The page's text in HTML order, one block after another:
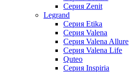
Серия Zenit
Legrand
Серия Etika
Серия Valena
Серия Valena Allure
Серия Valena Life
Quteo
Серия Inspiria